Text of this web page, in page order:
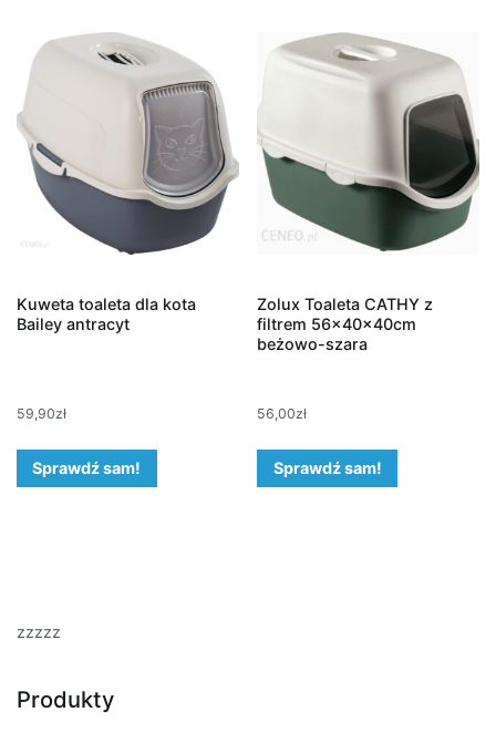
Kuweta toaleta dla kota
Bailey antracyt
59,90zł
Sprawdź sam!
Zolux Toaleta CATHY z
filtrem 56x40x40cm
beżowo-szara
56,00zł
Sprawdź sam!
zzzzz
Produkty